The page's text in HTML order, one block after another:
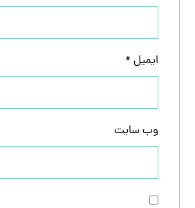
ایمیل *
وب‌ سایت